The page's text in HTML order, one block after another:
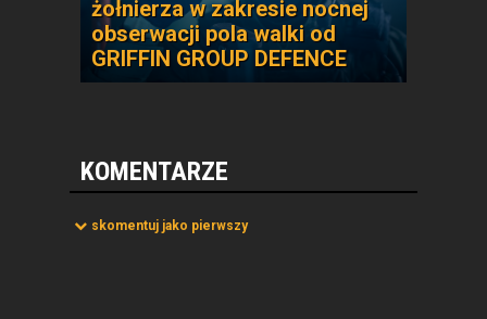
żołnierza w zakresie nocnej
obserwacji pola walki od
GRIFFIN GROUP DEFENCE
KOMENTARZE
skomentuj jako pierwszy